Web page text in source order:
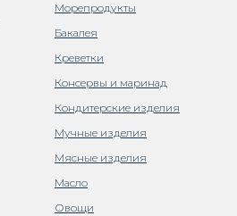
Морепродукты
Бакалея
Креветки
Консервы и маринад
Кондитерские изделия
Мучные изделия
Мясные изделия
Масло
Овощи